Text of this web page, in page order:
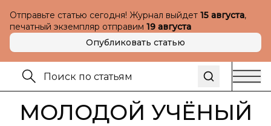
Отправьте статью сегодня! Журнал выйдет 15 августа,
печатный экземпляр отправим 19 августа
Опубликовать статью
МОЛОДОЙ УЧЁНЫЙ